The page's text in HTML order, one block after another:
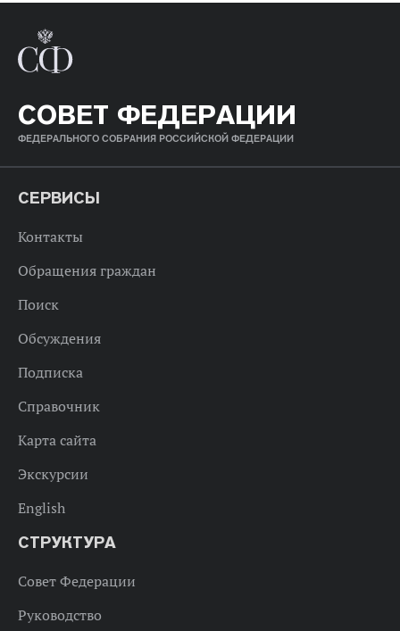
СОВЕТ ФЕДЕРАЦИИ
ФЕДЕРАЛЬНОГО СОБРАНИЯ РОССИЙСКОЙ ФЕДЕРАЦИИ
СЕРВИСЫ
Контакты
Обращения граждан
Поиск
Обсуждения
Подписка
Справочник
Карта сайта
Экскурсии
English
СТРУКТУРА
Совет Федерации
Руководство